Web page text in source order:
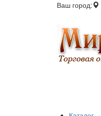
Ваш город: